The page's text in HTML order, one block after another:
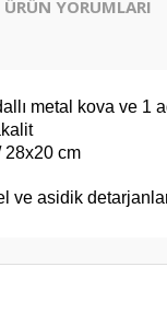
ÜRÜN YORUMLARI
metal kova ve 1
28x20 cm
ve asidik